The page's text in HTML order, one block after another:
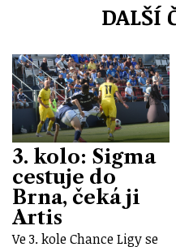
DALŠÍ
3. kolo: Sigma
cestuje do
Brna, čeká ji
Artis
Ve 3. kole Chance Ligy se